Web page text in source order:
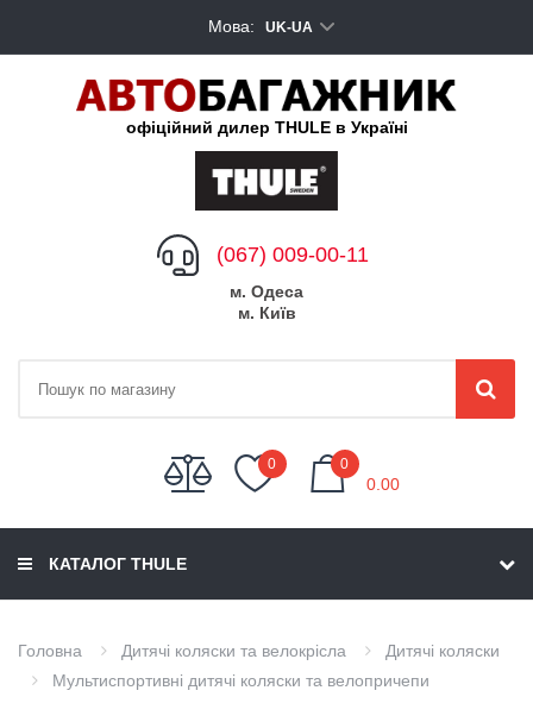
Мова: UK-UA
офіційний дилер THULE в Україні
(067) 009-00-11
м. Одеса
м. Київ
0 0
0.00
КАТАЛОГ THULE
Головна Дитячі коляски та велокрісла
Дитячі коляски
Мультиспортивні дитячі коляски та велопричепи